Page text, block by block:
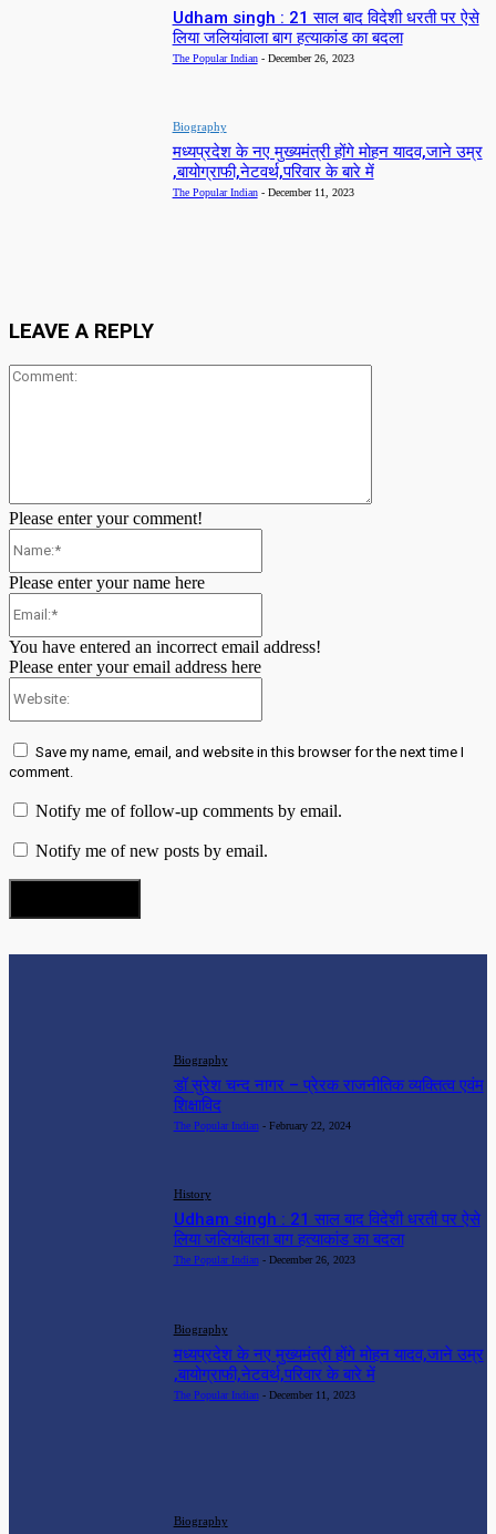
Udham singh : 21 साल बाद विदेशी धरती पर ऐसे
लिया जलियांवाला बाग हत्याकांड का बदला
The Popular Indian - December 26, 2023
Biography
मध्यप्रदेश के नए मुख्यमंत्री होंगे मोहन यादव,जाने उम्र
,बायोग्राफी,नेटवर्थ,परिवार के बारे में
The Popular Indian - December 11, 2023
LEAVE A REPLY
Please enter your comment!
Please enter your name here
You have entered an incorrect email address!
Please enter your email address here
Save my name, email, and website in this browser for the next time I
comment.
Notify me of follow-up comments by email.
Notify me of new posts by email.
Biography
डॉ सुरेश चन्द नागर – प्रेरक राजनीतिक व्यक्तित्व एवंम
शिक्षाविद
The Popular Indian - February 22, 2024
History
Udham singh : 21 साल बाद विदेशी धरती पर ऐसे
लिया जलियांवाला बाग हत्याकांड का बदला
The Popular Indian - December 26, 2023
Biography
मध्यप्रदेश के नए मुख्यमंत्री होंगे मोहन यादव,जाने उम्र
,बायोग्राफी,नेटवर्थ,परिवार के बारे में
The Popular Indian - December 11, 2023
Biography